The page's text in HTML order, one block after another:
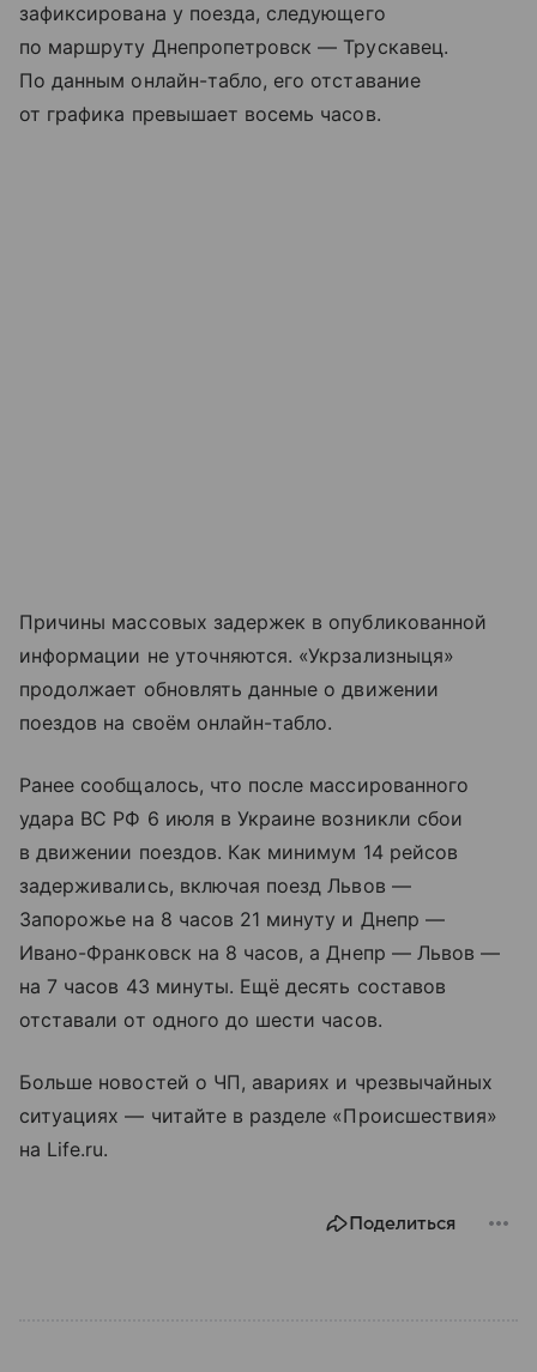
зафиксирована у поезда, следующего
по маршруту Днепропетровск — Трускавец.
По данным онлайн-табло, его отставание
от графика превышает восемь часов.
Причины массовых задержек в опубликованной
информации не уточняются. «Укрзализныця»
продолжает обновлять данные о движении
поездов на своём онлайн-табло.
Ранее сообщалось, что после массированного
удара ВС РФ 6 июля в Украине возникли сбои
в движении поездов. Как минимум 14 рейсов
задерживались, включая поезд Львов —
Запорожье на 8 часов 21 минуту и Днепр —
Ивано-Франковск на 8 часов, а Днепр — Львов —
на 7 часов 43 минуты. Ещё десять составов
отставали от одного до шести часов.
Больше новостей о ЧП, авариях и чрезвычайных
ситуациях — читайте в разделе «Происшествия»
на Life.ru.
Поделиться